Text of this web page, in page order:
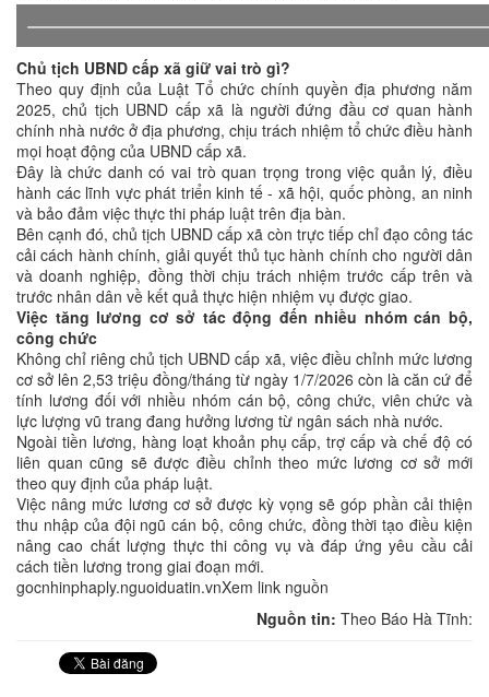
Chủ tịch UBND cấp xã giữ vai trò gì?
Theo quy định của Luật Tổ chức chính quyền địa phương năm
2025, chủ tịch UBND cấp xã là người đứng đầu cơ quan hành
chính nhà nước ở địa phương, chịu trách nhiệm tổ chức điều hành
mọi hoạt động của UBND cấp xã.
Đây là chức danh có vai trò quan trọng trong việc quản lý, điều
hành các lĩnh vực phát triển kinh tế - xã hội, quốc phòng, an ninh
và bảo đảm việc thực thi pháp luật trên địa bàn.
Bên cạnh đó, chủ tịch UBND cấp xã còn trực tiếp chỉ đạo công tác
cải cách hành chính, giải quyết thủ tục hành chính cho người dân
và doanh nghiệp, đồng thời chịu trách nhiệm trước cấp trên và
trước nhân dân về kết quả thực hiện nhiệm vụ được giao.
Việc tăng lương cơ sở tác động đến nhiều nhóm cán bộ,
công chức
Không chỉ riêng chủ tịch UBND cấp xã, việc điều chỉnh mức lương
cơ sở lên 2,53 triệu đồng/tháng từ ngày 1/7/2026 còn là căn cứ để
tính lương đối với nhiều nhóm cán bộ, công chức, viên chức và
lực lượng vũ trang đang hưởng lương từ ngân sách nhà nước.
Ngoài tiền lương, hàng loạt khoản phụ cấp, trợ cấp và chế độ có
liên quan cũng sẽ được điều chỉnh theo mức lương cơ sở mới
theo quy định của pháp luật.
Việc nâng mức lương cơ sở được kỳ vọng sẽ góp phần cải thiện
thu nhập của đội ngũ cán bộ, công chức, đồng thời tạo điều kiện
nâng cao chất lượng thực thi công vụ và đáp ứng yêu cầu cải
cách tiền lương trong giai đoạn mới.
gocnhinphaply.nguoiduatin.vnXem link nguồn
Nguồn tin: Theo Báo Hà Tĩnh: